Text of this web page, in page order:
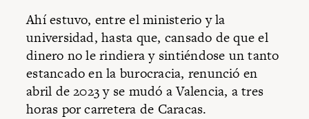
Ahí estuvo, entre el ministerio y la
universidad, hasta que, cansado de que el
dinero no le rindiera y sintiéndose un tanto
estancado en la burocracia, renunció en
abril de 2023 y se mudó a Valencia, a tres
horas por carretera de Caracas.